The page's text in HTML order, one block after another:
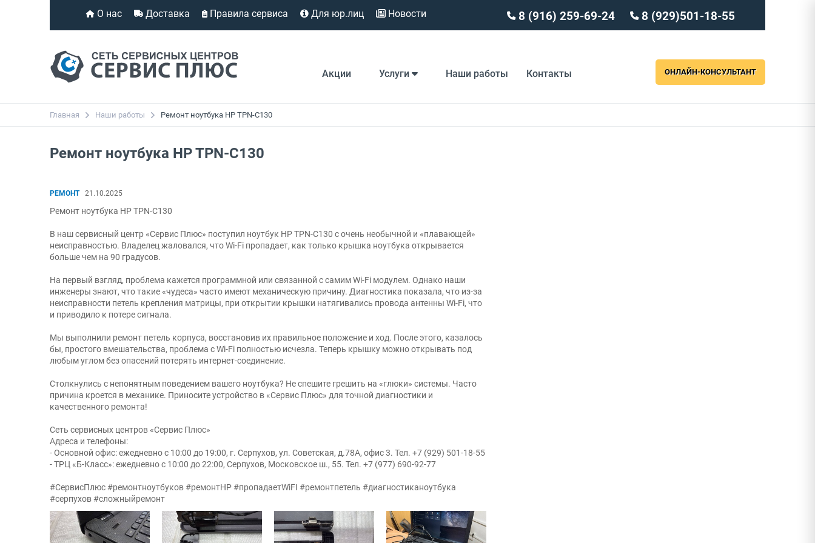
О нас Доставка Правила сервиса Для юр.лиц Новости 8 (916) 259-69-24 8 (929)501-18-55
Акции Услуги Наши работы Контакты ОНЛАЙН-КОНСУЛЬТАНТ
Главная Наши работы Ремонт ноутбука HP TPN-C130
Ремонт ноутбука HP TPN-C130
РЕМОНТ 21.10.2025
Ремонт ноутбука HP TPN-C130
В наш сервисный центр «Сервис Плюс» поступил ноутбук HP TPN-C130 с очень необычной и «плавающей»
неисправностью. Владелец жаловался, что Wi-Fi пропадает, как только крышка ноутбука открывается
больше чем на 90 градусов.
На первый взгляд, проблема кажется программной или связанной с самим Wi-Fi модулем. Однако наши
инженеры знают, что такие «чудеса» часто имеют механическую причину. Диагностика показала, что из-за
неисправности петель крепления матрицы, при открытии крышки натягивались провода антенны Wi-Fi, что
и приводило к потере сигнала.
Мы выполнили ремонт петель корпуса, восстановив их правильное положение и ход. После этого, казалось
бы, простого вмешательства, проблема с Wi-Fi полностью исчезла. Теперь крышку можно открывать под
любым углом без опасений потерять интернет-соединение.
Столкнулись с непонятным поведением вашего ноутбука? Не спешите грешить на «глюки» системы. Часто
причина кроется в механике. Приносите устройство в «Сервис Плюс» для точной диагностики и
качественного ремонта!
Сеть сервисных центров «Сервис Плюс»
Адреса и телефоны:
- Основной офис: ежедневно с 10:00 до 19:00, г. Серпухов, ул. Советская, д.78А, офис 3. Тел. +7 (929) 501-18-55
- ТРЦ «Б-Класс»: ежедневно с 10:00 до 22:00, Серпухов, Московское ш., 55. Тел. +7 (977) 690-92-77
#СервисПлюс #ремонтноутбуков #ремонтHP #пропадаетWiFI #ремонтпетель #диагностиканоутбука
#серпухов #сложныйремонт